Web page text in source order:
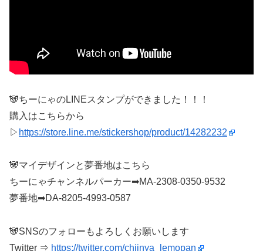
🐼ちーにゃのLINEスタンプができました！！！
購入はこちらから
▷ https://store.line.me/stickershop/product/14282232
🐼マイデザインと夢番地はこちら
ちーにゃチャンネルパーカー➡MA-2308-0350-9532
夢番地➡DA-8205-4993-0587
🐼SNSのフォローもよろしくお願いします
Twitter ⇒ https://twitter.com/chiinya_lemopan